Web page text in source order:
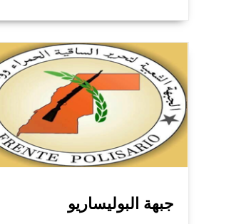
جبهة البوليساريو